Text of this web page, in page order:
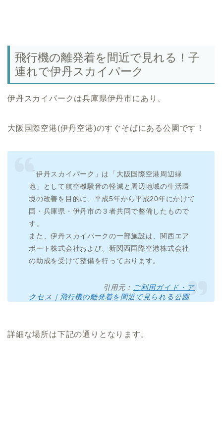
飛行機の離発着を間近で見れる！子
連れで伊丹スカイパーク
伊丹スカイパークは兵庫県伊丹市にあり、
大阪国際空港(伊丹空港)のすぐそばにある公園です！
「伊丹スカイパーク」は「大阪国際空港周辺緑
地」として航空機騒音の軽減と周辺地域の生活環
境の改善を目的に、平成5年から平成20年にかけて
国・兵庫県・伊丹市の３者共同で整備したもので
す。
また、伊丹スカイパークの一部施設は、関西エア
ポート株式会社および、新関西国際空港株式会社
の助成を受けて整備を行っております。
引用元： ご利用ガイド・ア
クセス｜飛行機の離発着を間近で見られる公園
詳細な場所は下記の通りとなります。